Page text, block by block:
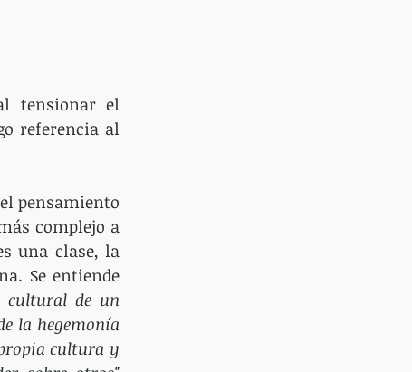
tensionar el
referencia al
pensamiento
complejo a
una clase, la
Se entiende
cultural de un
la hegemonía
cultura y